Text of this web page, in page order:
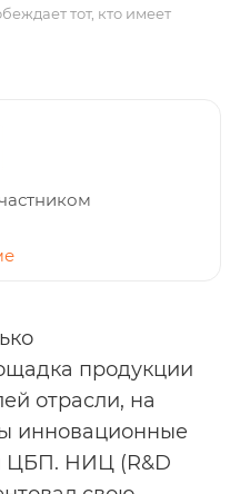
тот, кто имеет
продукции
отрасли, на
инновационные
ЦБП. НИЦ (R&D